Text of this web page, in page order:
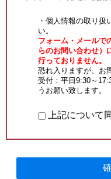
・個人情報の取り扱
い。
フォーム・メールで
らのお問い合わせ）
行っておりません。
恐れ入りますが、お
受付：平日9:30～
うお願い致します。
上記について